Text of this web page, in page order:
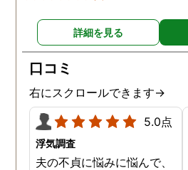
詳細を見る
口コミ
右にスクロールできます→
5.0点
浮気調査
夫の不貞に悩みに悩んで、